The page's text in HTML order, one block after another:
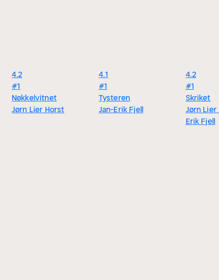
4.2
#1
Nøkkelvitnet
Jørn Lier Horst
4.1
#1
Tysteren
Jan-Erik Fjell
4.2
#1
Skriket
Jørn Lier
Erik Fjell